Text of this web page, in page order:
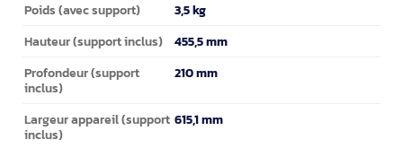
Poids (avec support) 3,5 kg
Hauteur (support inclus) 455,5 mm
Profondeur (support
inclus)
210 mm
Largeur appareil (support
inclus)
615,1 mm